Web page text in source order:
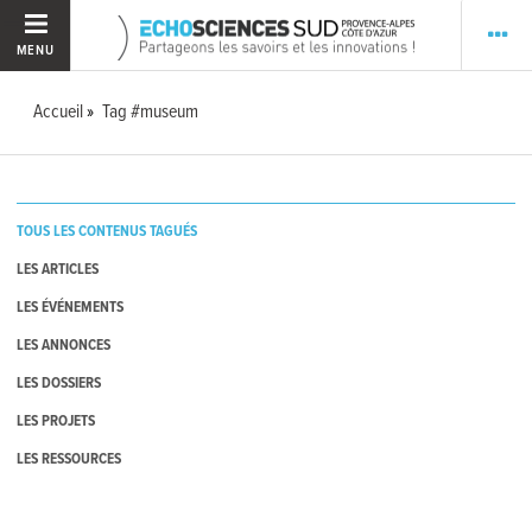
MENU
Accueil Tag #museum
TOUS LES CONTENUS TAGUÉS
LES ARTICLES
LES ÉVÉNEMENTS
LES ANNONCES
LES DOSSIERS
LES PROJETS
LES RESSOURCES